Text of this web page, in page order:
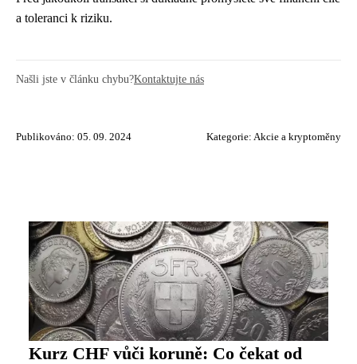
a toleranci k riziku.
Našli jste v článku chybu?Kontaktujte nás
Publikováno: 05. 09. 2024 Kategorie: Akcie a kryptoměny
Kurz CHF vůči koruně: Co čekat od